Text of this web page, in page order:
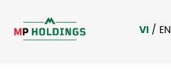
VI / EN